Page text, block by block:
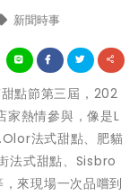
新聞時事
點節第三屆，202
家熱情參與，像是L
法式甜點、肥貓
法式甜點、Sisbro
來現場一次品嚐到